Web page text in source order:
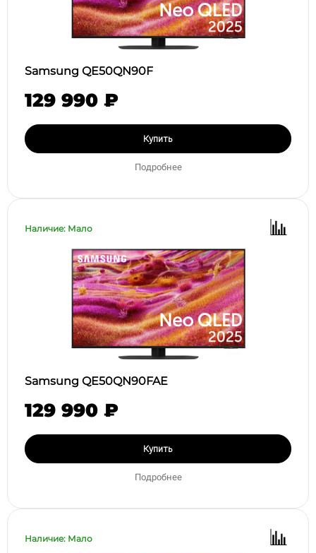
Samsung QE50QN90F
129 990 ₽
Купить
Подробнее
Наличие: Мало
Samsung QE50QN90FAE
129 990 ₽
Купить
Подробнее
Наличие: Мало